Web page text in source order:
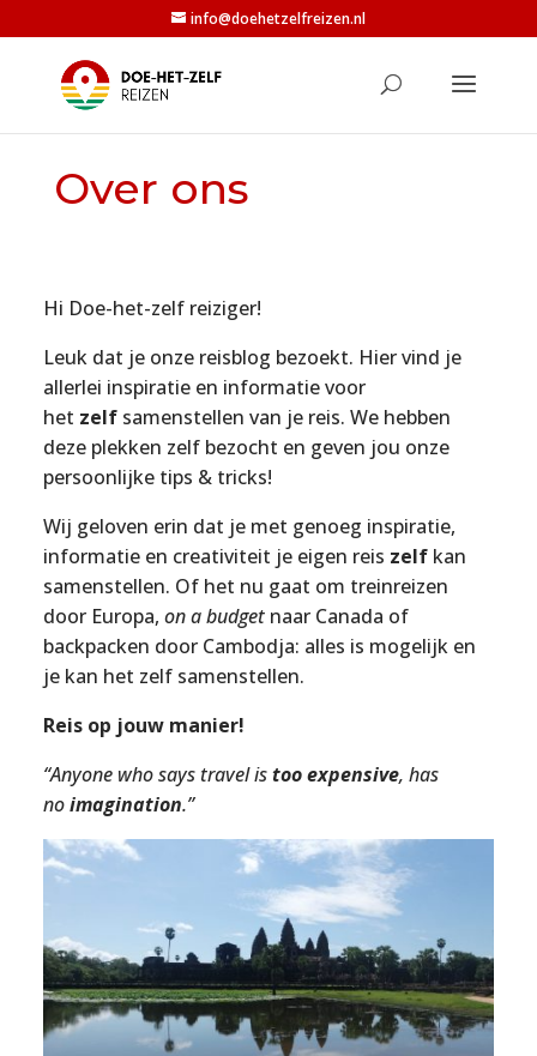
info@doehetzelfreizen.nl
Over ons
Hi Doe-het-zelf reiziger!
Leuk dat je onze reisblog bezoekt. Hier vind je
allerlei inspiratie en informatie voor
het zelf samenstellen van je reis. We hebben
deze plekken zelf bezocht en geven jou onze
persoonlijke tips & tricks!
Wij geloven erin dat je met genoeg inspiratie,
informatie en creativiteit je eigen reis zelf kan
samenstellen. Of het nu gaat om treinreizen
door Europa, on a budget naar Canada of
backpacken door Cambodja: alles is mogelijk en
je kan het zelf samenstellen.
Reis op jouw manier!
“Anyone who says travel istoo expensive, has
noimagination.”